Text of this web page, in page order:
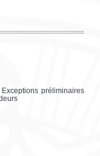
préliminaires